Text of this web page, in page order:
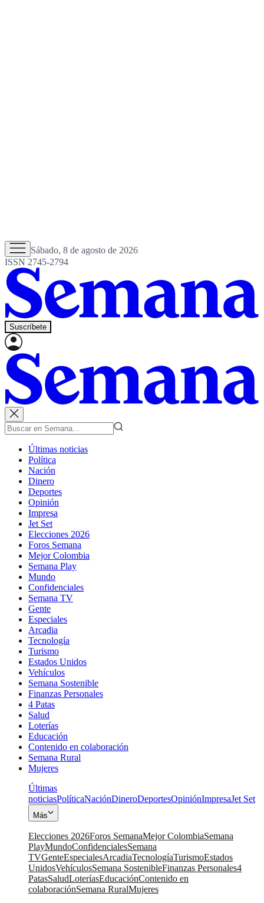
Sábado, 8 de agosto de 2026
ISSN 2745-2794
Suscríbete
Últimas noticias
Política
Nación
Dinero
Deportes
Opinión
Impresa
Jet Set
Elecciones 2026
Foros Semana
Mejor Colombia
Semana Play
Mundo
Confidenciales
Semana TV
Gente
Especiales
Arcadia
Tecnología
Turismo
Estados Unidos
Vehículos
Semana Sostenible
Finanzas Personales
4 Patas
Salud
Loterías
Educación
Contenido en colaboración
Semana Rural
Mujeres
Últimas
noticiasPolíticaNaciónDineroDeportesOpiniónImpresaJet Set
Más
Elecciones 2026Foros SemanaMejor ColombiaSemana
PlayMundoConfidencialesSemana
TVGenteEspecialesArcadiaTecnologíaTurismoEstados
UnidosVehículosSemana SostenibleFinanzas Personales4
PatasSaludLoteríasEducaciónContenido en
colaboraciónSemana RuralMujeres